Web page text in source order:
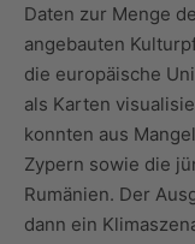
Daten zur Menge
angebauten
die europäische
als Karten
konnten aus
Zypern sowie die
Rumänien. Der
dann ein